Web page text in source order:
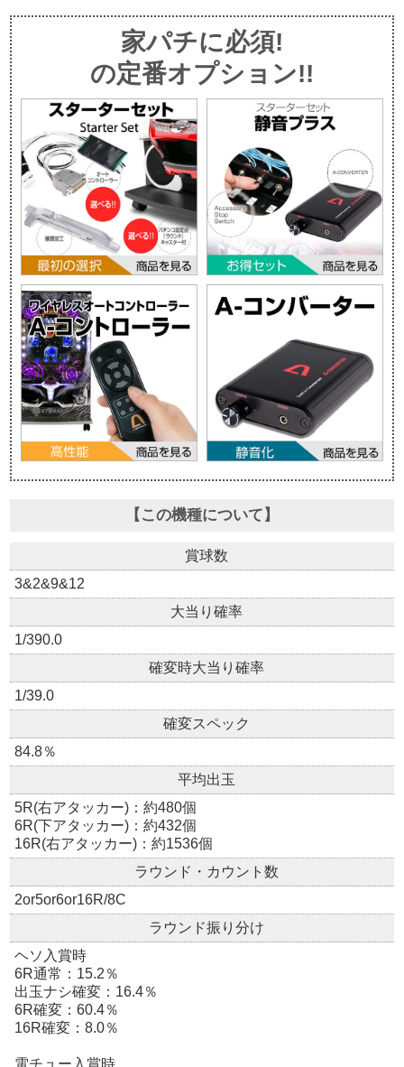
家パチに必須!
の定番オプション!!
【この機種について】
賞球数
3&2&9&12
大当り確率
1/390.0
確変時大当り確率
1/39.0
確変スペック
84.8％
平均出玉
5R(右アタッカー)：約480個
6R(下アタッカー)：約432個
16R(右アタッカー)：約1536個
ラウンド・カウント数
2or5or6or16R/8C
ラウンド振り分け
ヘソ入賞時
6R通常：15.2％
出玉ナシ確変：16.4％
6R確変：60.4％
16R確変：8.0％
電チュー入賞時